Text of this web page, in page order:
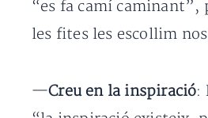
“es fa camí caminant”,
les fites les escollim
—Creu en la inspiració: